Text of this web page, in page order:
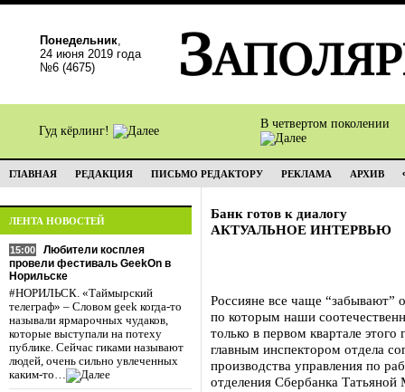
Понедельник,
24 июня 2019 года
№6 (4675)
Гуд кёрлинг!
В четвертом поколении
ГЛАВНАЯ РЕДАКЦИЯ ПИСЬМО РЕДАКТОРУ РЕКЛАМА АРХИВ
ЛЕНТА НОВОСТЕЙ
15:00
Любители косплея
провели фестиваль GeekOn в
Норильске
#НОРИЛЬСК. «Таймырский
телеграф» – Словом geek когда-то
называли ярмарочных чудаков,
которые выступали на потеху
публике. Сейчас гиками называют
людей, очень сильно увлеченных
каким-то…
Банк готов к диалогу
АКТУАЛЬНОЕ ИНТЕРВЬЮ
Россияне все чаще “забывают”
по которым наши
только в первом квартале
главным инспектором отдела
производства управления по
отделения Сбербанка